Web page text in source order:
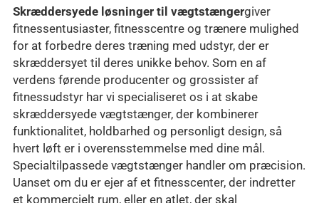
Skræddersyede løsninger til vægtstængergiver
fitnessentusiaster, fitnesscentre og trænere mulighed
for at forbedre deres træning med udstyr, der er
skræddersyet til deres unikke behov. Som en af
verdens førende producenter og grossister af
fitnessudstyr har vi specialiseret os i at skabe
skræddersyede vægtstænger, der kombinerer
funktionalitet, holdbarhed og personligt design, så
hvert løft er i overensstemmelse med dine mål.
Specialtilpassede vægtstænger handler om præcision.
Uanset om du er ejer af et fitnesscenter, der indretter
et kommercielt rum, eller en atlet, der skal